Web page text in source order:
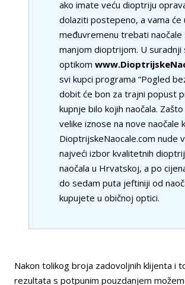
ako imate veću dioptriju
dolaziti postepeno, a vama će
međuvremenu trebati naočale
manjom dioptrijom. U
optikom
svi kupci programa “Pogled
dobit će bon za trajni popust
kupnje bilo kojih naočala.
velike iznose na nove naočale
DioptrijskeNaocale.com nude
najveći izbor kvalitetnih
naočala u Hrvatskoj, a po
do sedam puta jeftiniji od
kupujete u običnoj optici.
Nakon tolikog broja zadovoljnih klijenta i
rezultata s potpunim pouzdanjem